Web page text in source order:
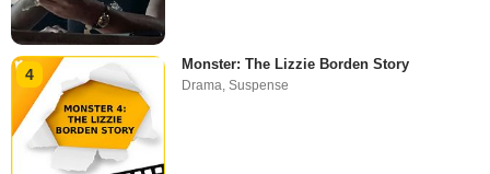
4
Monster: The Lizzie Borden Story
Drama,Suspense